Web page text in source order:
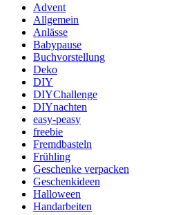
Advent
Allgemein
Anlässe
Babypause
Buchvorstellung
Deko
DIY
DIYChallenge
DIYnachten
easy-peasy
freebie
Fremdbasteln
Frühling
Geschenke verpacken
Geschenkideen
Halloween
Handarbeiten